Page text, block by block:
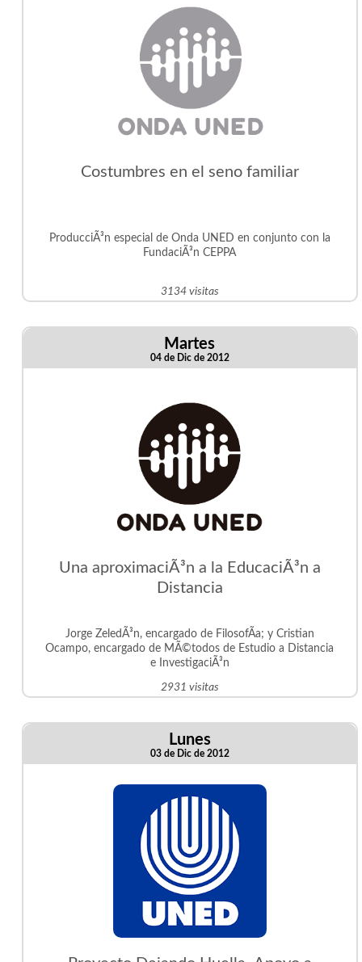
Costumbres en el seno familiar
ProducciÃ³n especial de Onda UNED en conjunto con la
FundaciÃ³n CEPPA
3134 visitas
Martes
04 de Dic de 2012
Una aproximaciÃ³n a la EducaciÃ³n a
Distancia
Jorge ZeledÃ³n, encargado de FilosofÃ­a; y Cristian
Ocampo, encargado de MÃ©todos de Estudio a Distancia
e InvestigaciÃ³n
2931 visitas
Lunes
03 de Dic de 2012